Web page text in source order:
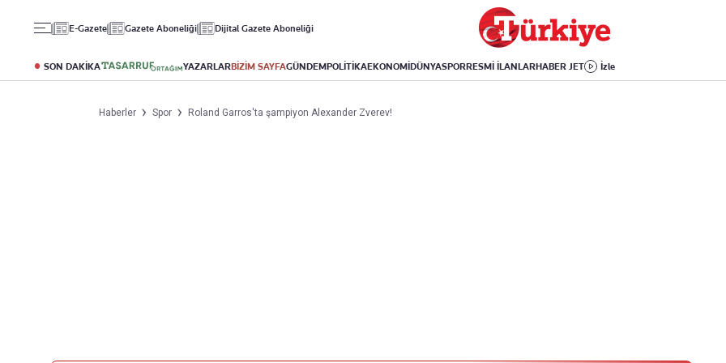
E-Gazete Gazete Aboneliği Dijital Gazete Aboneliği
SON DAKİKA YAZARLARBİZİM SAYFAGÜNDEMPOLİTİKAEKONOMİDÜNYASPORRESMİ İLANLARHABER JET İzle
Altın
Döviz
Kripto Para
Puan Durumu
Fikstür
Avrupa Ligi
Avrupa
Amerika
İsrail-Gazze
Yaşam
Sağlık
Yemek
Kitap
Haberler Spor Roland Garros'ta şampiyon Alexander Zverev!